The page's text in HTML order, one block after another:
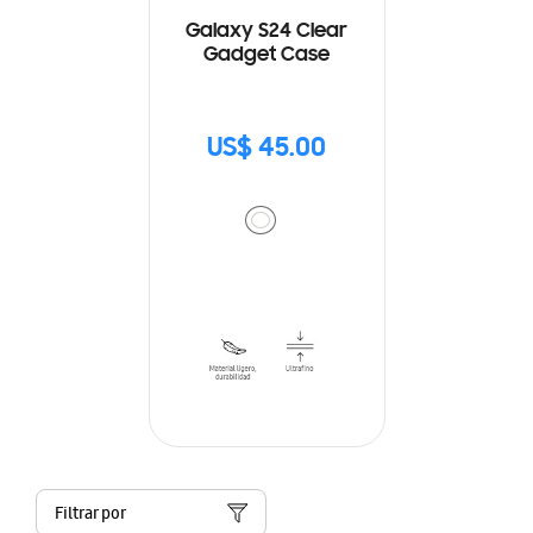
Galaxy S24 Clear
Gadget Case
US$ 45.00
Filtrar por